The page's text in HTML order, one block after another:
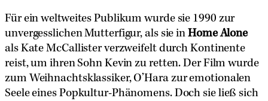
Für ein weltweites Publikum wurde sie 1990 zur
unvergesslichen Mutterfigur, als sie in Home Alone
als Kate McCallister verzweifelt durch Kontinente
reist, um ihren Sohn Kevin zu retten. Der Film wurde
zum Weihnachtsklassiker, O’Hara zur emotionalen
Seele eines Popkultur-Phänomens. Doch sie ließ sich